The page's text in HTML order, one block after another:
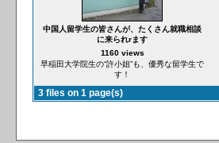
中国人留学生の皆さんが、たくさん就職相談
に来られrます
1160 views
早稲田大学院生の“許小姐”も、優秀な留学生で
す！
3 files on 1 page(s)